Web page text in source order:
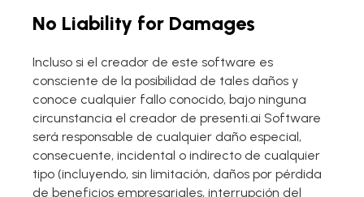
No Liability for Damages
Incluso si el creador de este software es
consciente de la posibilidad de tales daños y
conoce cualquier fallo conocido, bajo ninguna
circunstancia el creador de presenti.ai Software
será responsable de cualquier daño especial,
consecuente, incidental o indirecto de cualquier
tipo (incluyendo, sin limitación, daños por pérdida
de beneficios empresariales, interrupción del